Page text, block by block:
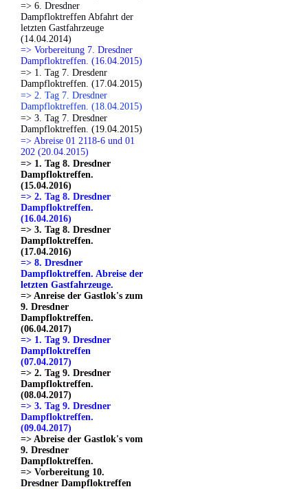
=> 6. Dresdner
Dampfloktreffen Abfahrt der
letzten Gastfahrzeuge
(14.04.2014)
=> Vorbereitung 7. Dresdner
Dampfloktreffen. (16.04.2015)
=> 1. Tag 7. Dresdenr
Dampfloktreffen. (17.04.2015)
=> 2. Tag 7. Dresdner
Dampfloktreffen. (18.04.2015)
=> 3. Tag 7. Dresdner
Dampfloktreffen. (19.04.2015)
=> Abreise 01 2118-6 und 01
202 (20.04.2015)
=> 1. Tag 8. Dresdner
Dampfloktreffen.
(15.04.2016)
=> 2. Tag 8. Dresdner
Dampfloktreffen.
(16.04.2016)
=> 3. Tag 8. Dresdner
Dampfloktreffen.
(17.04.2016)
=> 8. Dresdner
Dampfloktreffen. Abreise der
letzten Gastfahrzeuge.
=> Anreise der Gastlok's zum
9. Dresdner
Dampfloktreffen.
(06.04.2017)
=> 1. Tag 9. Dresdner
Dampfloktreffen
(07.04.2017)
=> 2. Tag 9. Dresdner
Dampfloktreffen.
(08.04.2017)
=> 3. Tag 9. Dresdner
Dampfloktreffen.
(09.04.2017)
=> Abreise der Gastlok's vom
9. Dresdner
Dampfloktreffen.
=> Vorbereitung 10.
Dresdner Dampfloktreffen